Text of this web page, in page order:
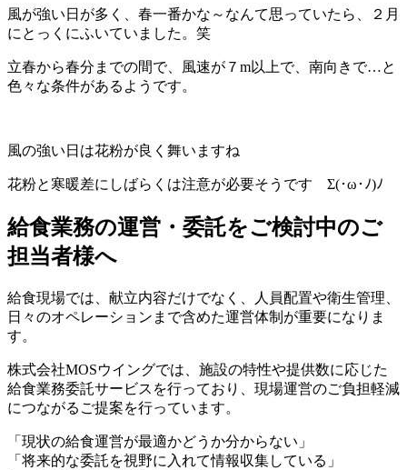
風が強い日が多く、春一番かな～なんて思っていたら、２月
にとっくにふいていました。笑
立春から春分までの間で、風速が７m以上で、南向きで…と
色々な条件があるようです。
風の強い日は花粉が良く舞いますね
花粉と寒暖差にしばらくは注意が必要そうです Σ(･ω･ﾉ)ﾉ
給食業務の運営・委託をご検討中のご
担当者様へ
給食現場では、献立内容だけでなく、人員配置や衛生管理、
日々のオペレーションまで含めた運営体制が重要になりま
す。
株式会社MOSウイングでは、施設の特性や提供数に応じた
給食業務委託サービスを行っており、現場運営のご負担軽減
につながるご提案を行っています。
「現状の給食運営が最適かどうか分からない」
「将来的な委託を視野に入れて情報収集している」